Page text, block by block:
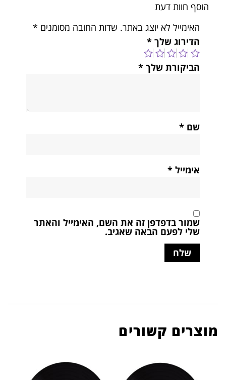
הוסף חוות דעת
האימייל לא יוצג באתר. שדות החובה מסומנים *
הדירוג שלך *
הביקורת שלך *
שם *
אימייל *
שמור בדפדפן זה את השם, האימייל והאתר
שלי לפעם הבאה שאגיב.
מוצרים קשורים